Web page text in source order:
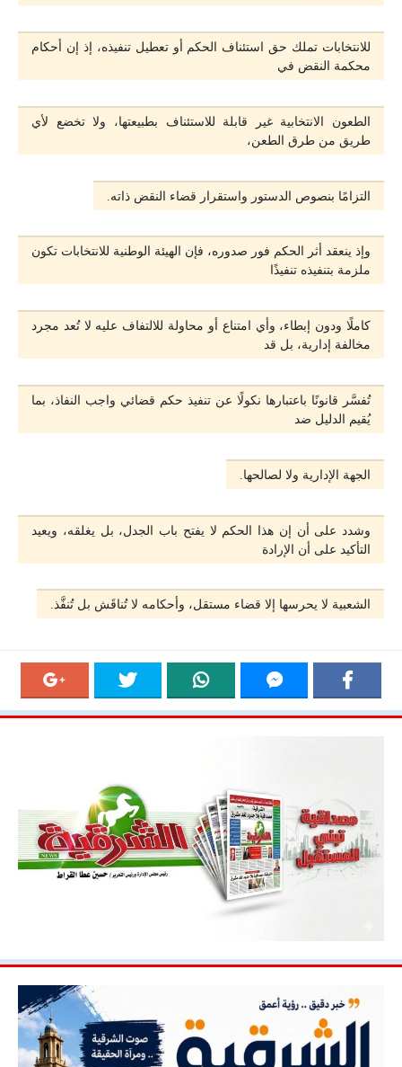
للانتخابات تملك حق استئناف الحكم أو تعطيل تنفيذه، إذ إن أحكام
محكمة النقض في
الطعون الانتخابية غير قابلة للاستئناف بطبيعتها، ولا تخضع لأي
طريق من طرق الطعن،
التزامًا بنصوص الدستور واستقرار قضاء النقض ذاته.
وإذ ينعقد أثر الحكم فور صدوره، فإن الهيئة الوطنية للانتخابات تكون
ملزمة بتنفيذه تنفيذًا
كاملًا ودون إبطاء، وأي امتناع أو محاولة للالتفاف عليه لا تُعد مجرد
مخالفة إدارية، بل قد
تُفسَّر قانونًا باعتبارها نكولًا عن تنفيذ حكم قضائي واجب النفاذ، بما
يُقيم الدليل ضد
الجهة الإدارية ولا لصالحها.
وشدد على أن إن هذا الحكم لا يفتح باب الجدل، بل يغلقه، ويعيد
التأكيد على أن الإرادة
الشعبية لا يحرسها إلا قضاء مستقل، وأحكامه لا تُناقَش بل تُنفَّذ.